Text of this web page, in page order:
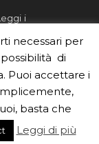
i
per
a
necessari per
di
Puoi accettare i
basta che
Leggi di più